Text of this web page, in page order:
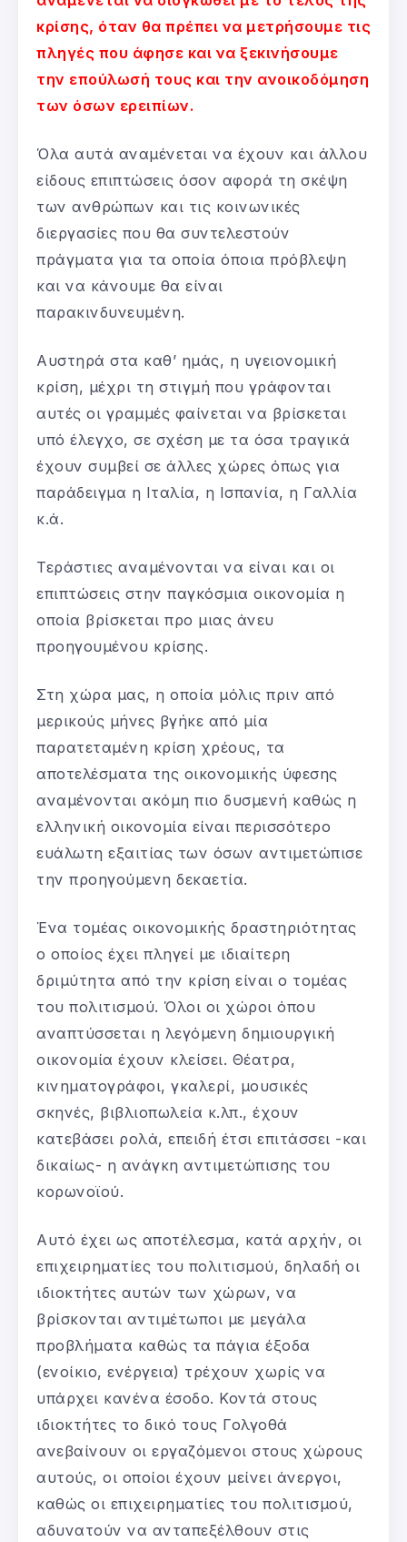
κρίσης, όταν θα πρέπει να μετρήσουμε τις
πληγές που άφησε και να ξεκινήσουμε
την επούλωσή τους και την ανοικοδόμηση
των όσων ερειπίων.
Όλα αυτά αναμένεται να έχουν και άλλου
είδους επιπτώσεις όσον αφορά τη σκέψη
των ανθρώπων και τις κοινωνικές
διεργασίες που θα συντελεστούν
πράγματα για τα οποία όποια πρόβλεψη
και να κάνουμε θα είναι
παρακινδυνευμένη.
Αυστηρά στα καθ’ ημάς, η υγειονομική
κρίση, μέχρι τη στιγμή που γράφονται
αυτές οι γραμμές φαίνεται να βρίσκεται
υπό έλεγχο, σε σχέση με τα όσα τραγικά
έχουν συμβεί σε άλλες χώρες όπως για
παράδειγμα η Ιταλία, η Ισπανία, η Γαλλία
κ.ά.
Τεράστιες αναμένονται να είναι και οι
επιπτώσεις στην παγκόσμια οικονομία η
οποία βρίσκεται προ μιας άνευ
προηγουμένου κρίσης.
Στη χώρα μας, η οποία μόλις πριν από
μερικούς μήνες βγήκε από μία
παρατεταμένη κρίση χρέους, τα
αποτελέσματα της οικονομικής ύφεσης
αναμένονται ακόμη πιο δυσμενή καθώς η
ελληνική οικονομία είναι περισσότερο
ευάλωτη εξαιτίας των όσων αντιμετώπισε
την προηγούμενη δεκαετία.
Ένα τομέας οικονομικής δραστηριότητας
ο οποίος έχει πληγεί με ιδιαίτερη
δριμύτητα από την κρίση είναι ο τομέας
του πολιτισμού. Όλοι οι χώροι όπου
αναπτύσσεται η λεγόμενη δημιουργική
οικονομία έχουν κλείσει. Θέατρα,
κινηματογράφοι, γκαλερί, μουσικές
σκηνές, βιβλιοπωλεία κ.λπ., έχουν
κατεβάσει ρολά, επειδή έτσι επιτάσσει -και
δικαίως- η ανάγκη αντιμετώπισης του
κορωνοϊού.
Αυτό έχει ως αποτέλεσμα, κατά αρχήν, οι
επιχειρηματίες του πολιτισμού, δηλαδή οι
ιδιοκτήτες αυτών των χώρων, να
βρίσκονται αντιμέτωποι με μεγάλα
προβλήματα καθώς τα πάγια έξοδα
(ενοίκιο, ενέργεια) τρέχουν χωρίς να
υπάρχει κανένα έσοδο. Κοντά στους
ιδιοκτήτες το δικό τους Γολγοθά
ανεβαίνουν οι εργαζόμενοι στους χώρους
αυτούς, οι οποίοι έχουν μείνει άνεργοι,
καθώς οι επιχειρηματίες του πολιτισμού,
αδυνατούν να ανταπεξέλθουν στις